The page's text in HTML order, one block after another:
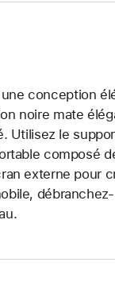
conception
noire mate
Utilisez le
composé
externe pour